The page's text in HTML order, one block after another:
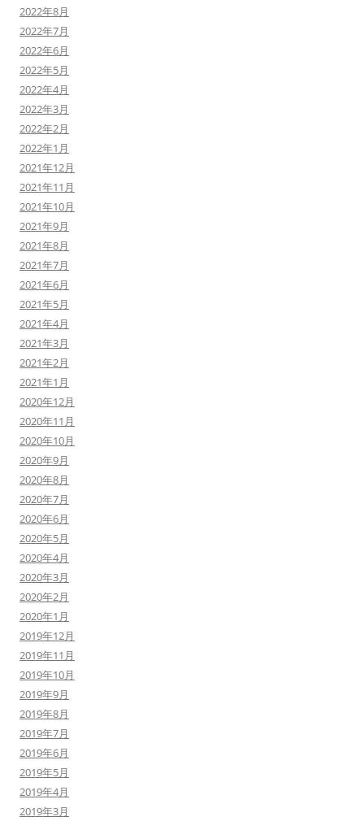
2022年8月
2022年7月
2022年6月
2022年5月
2022年4月
2022年3月
2022年2月
2022年1月
2021年12月
2021年11月
2021年10月
2021年9月
2021年8月
2021年7月
2021年6月
2021年5月
2021年4月
2021年3月
2021年2月
2021年1月
2020年12月
2020年11月
2020年10月
2020年9月
2020年8月
2020年7月
2020年6月
2020年5月
2020年4月
2020年3月
2020年2月
2020年1月
2019年12月
2019年11月
2019年10月
2019年9月
2019年8月
2019年7月
2019年6月
2019年5月
2019年4月
2019年3月